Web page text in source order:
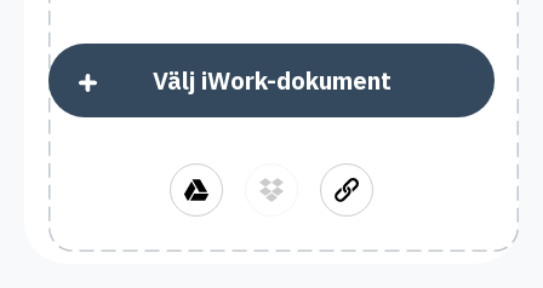
Välj iWork-dokument